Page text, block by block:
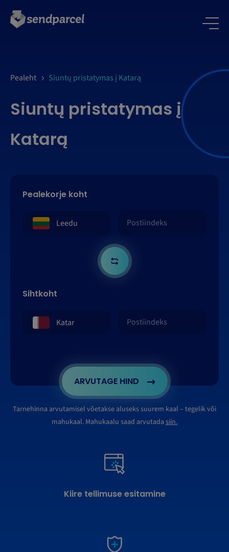
Pealeht Siuntų pristatymas į Katarą
Siuntų pristatymas į
Katarą
Pealekorje koht
Sihtkoht
ARVUTAGE HIND
Tarnehinna arvutamisel võetakse aluseks suurem kaal – tegelik või
mahukaal. Mahukaalu saad arvutada siin.
Kiire tellimuse esitamine